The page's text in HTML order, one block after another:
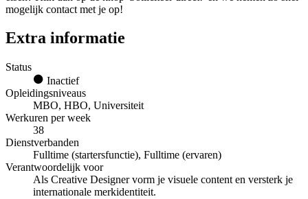
mogelijk contact met je op!
Extra informatie
Status
Inactief
Opleidingsniveaus
MBO, HBO, Universiteit
Werkuren per week
38
Dienstverbanden
Fulltime (startersfunctie), Fulltime (ervaren)
Verantwoordelijk voor
Als Creative Designer vorm je visuele content en versterk je
internationale merkidentiteit.